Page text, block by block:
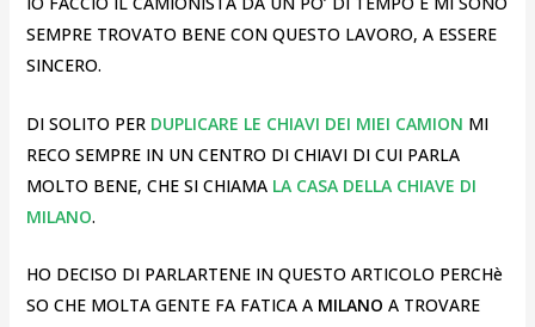
SEMPRE TROVATO BENE CON QUESTO LAVORO, A ESSERE
SINCERO.
DI SOLITO PER DUPLICARE LE CHIAVI DEI MIEI CAMION MI
RECO SEMPRE IN UN CENTRO DI CHIAVI DI CUI PARLA
MOLTO BENE, CHE SI CHIAMALA CASA DELLA CHIAVE DI
MILANO.
HO DECISO DI PARLARTENE IN QUESTO ARTICOLO PERCHè
SO CHE MOLTA GENTE FA FATICA A MILANO A TROVARE